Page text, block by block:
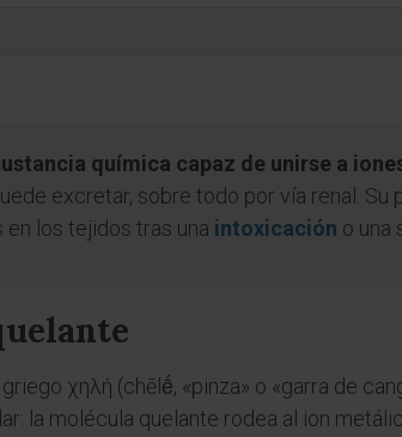
química capaz de unirse a
excretar, sobre todo por vía renal.
los tejidos tras una intoxicación o una
χηλή (chēlḗ, «pinza» o «garra de
la molécula quelante rodea al ion